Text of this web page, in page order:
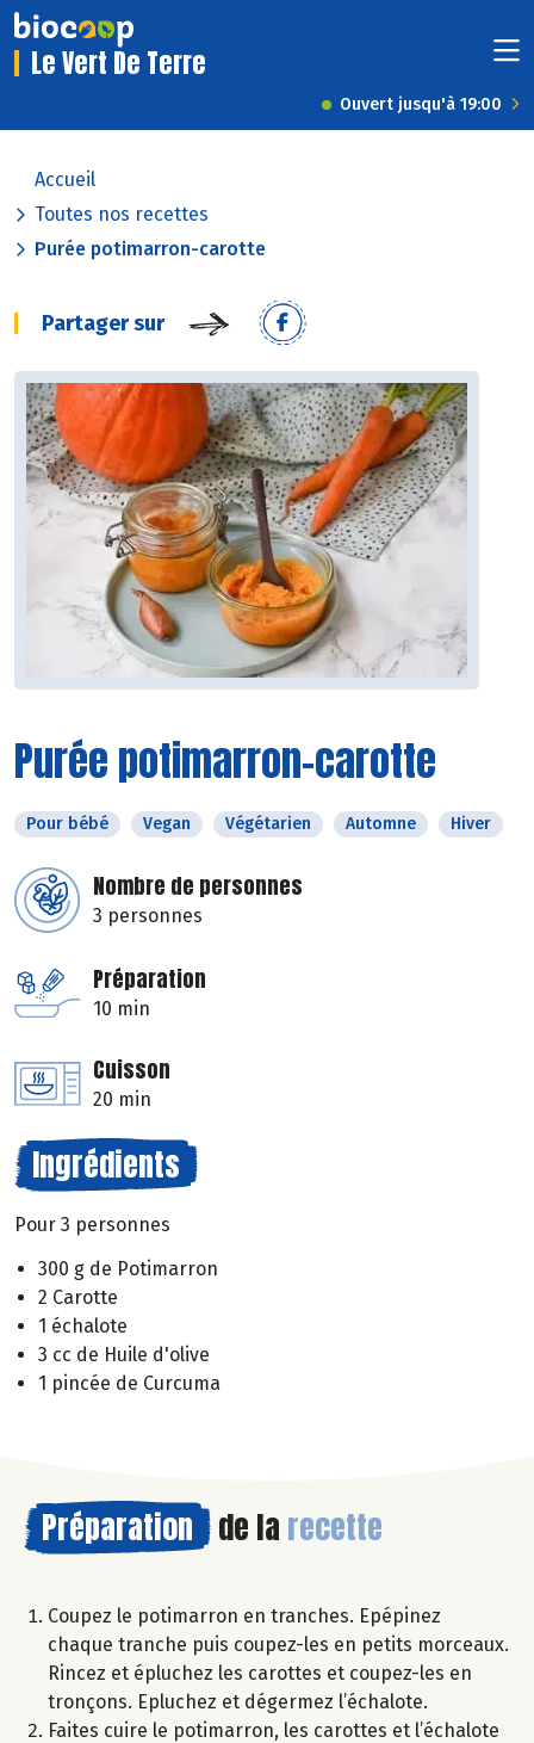
Le Vert De Terre
Ouvert jusqu'à 19:00
Accueil
Toutes nos recettes
Purée potimarron-carotte
Partager sur
Purée potimarron-carotte
Pour bébé Vegan Végétarien Automne Hiver
Nombre de personnes
3 personnes
Préparation
10 min
Cuisson
20 min
Ingrédients
Pour 3 personnes
300 g de Potimarron
2 Carotte
1 échalote
3 cc de Huile d'olive
1 pincée de Curcuma
Préparation de la recette
Coupez le potimarron en tranches. Epépinez
chaque tranche puis coupez-les en petits morceaux.
Rincez et épluchez les carottes et coupez-les en
tronçons. Epluchez et dégermez l’échalote.
Faites cuire le potimarron, les carottes et l’échalote